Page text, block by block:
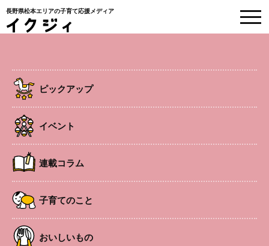
長野県松本エリアの子育て応援メディア
ピックアップ
イベント
連載コラム
子育てのこと
おいしいもの
EVENT
HOME
梓川エリア セミナー
マタニティセミナー
マタニティヨガを通して、妊娠中に起こるマイナートラブ
ルの改善や、お産の時に必要な体勢作りと呼吸法を助産師